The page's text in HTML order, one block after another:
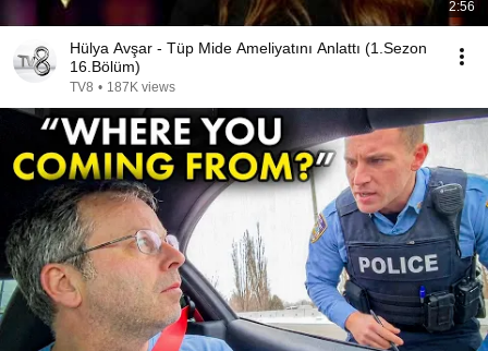
2:56
Hülya Avşar - Tüp Mide Ameliyatını Anlattı (1.Sezon
16.Bölüm)
TV8 • 187K views